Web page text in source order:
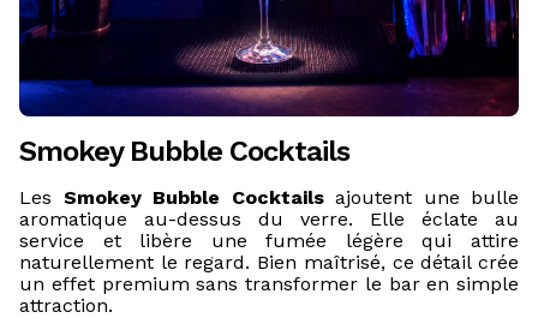
Smokey Bubble Cocktails
Les Smokey Bubble Cocktailsajoutent une bulle
aromatique au-dessus du verre. Elle éclate au
service et libère une fumée légère qui attire
naturellement le regard. Bien maîtrisé, ce détail crée
un effet premium sans transformer le bar en simple
attraction.